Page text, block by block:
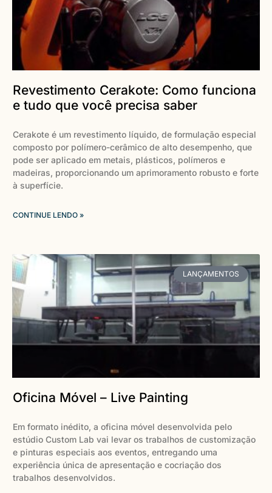
Revestimento Cerakote: Como funciona
e tudo que você precisa saber
Cerakote é um revestimento líquido, de formulação especial
composto por polímero-cerâmico de alto desempenho, que
pode ser aplicado em metais, plásticos, polímeros e
madeiras, proporcionando um aprimoramento robusto e forte
à superfície.
CONTINUE LENDO »
LANÇAMENTOS
Oficina Móvel – Live Painting
Em formato inédito, a oficina móvel desenvolvida pelo
estúdio Custom Lab vai levar os trabalhos de customização
e pinturas especiais aos eventos, entregando uma
experiência única de apresentação e cocriação dos
trabalhos desenvolvidos.